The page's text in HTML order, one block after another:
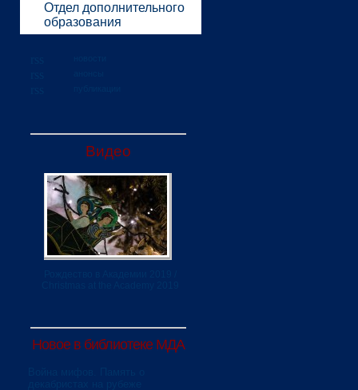
Отдел дополнительного
образования
Видео
Новое в библиотеке МДА